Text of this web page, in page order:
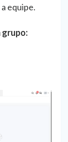
equipe.
grupo: